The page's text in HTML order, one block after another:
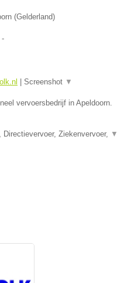
(Gelderland)
-
Screenshot ▼
vervoersbedrijf in Apeldoorn.
Directievervoer, Ziekenvervoer, ▼